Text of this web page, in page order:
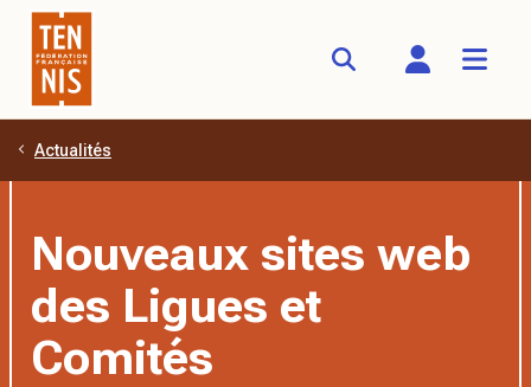
Aller au contenu principal
Actualités
Nouveaux sites web
des Ligues et
Comités